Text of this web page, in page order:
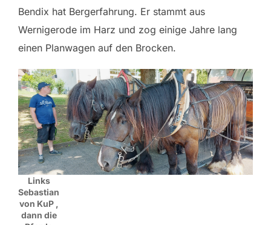
Bendix hat Bergerfahrung. Er stammt aus
Wernigerode im Harz und zog einige Jahre lang
einen Planwagen auf den Brocken.
Links
Sebastian
von KuP ,
dann die